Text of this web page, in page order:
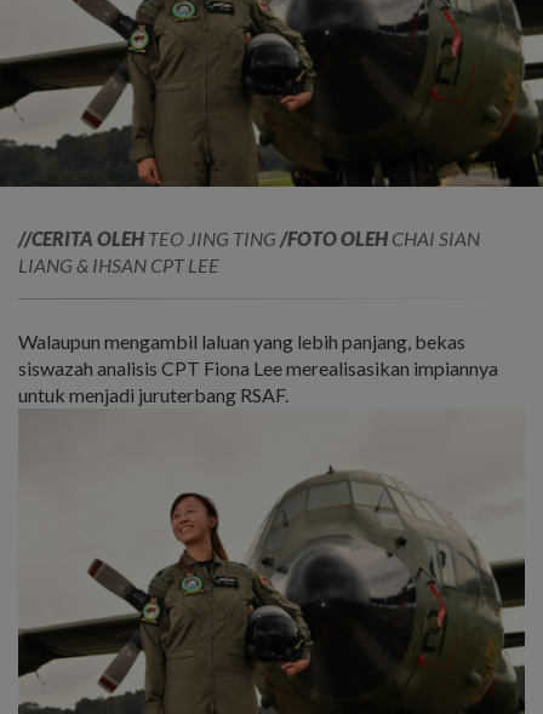
//CERITA OLEH TEO JING TING /FOTOOLEH CHAI SIAN
LIANG & IHSAN CPT LEE
Walaupun mengambil laluan yang lebih panjang, bekas
siswazah analisis CPT Fiona Lee merealisasikan impiannya
untuk menjadi juruterbang RSAF.